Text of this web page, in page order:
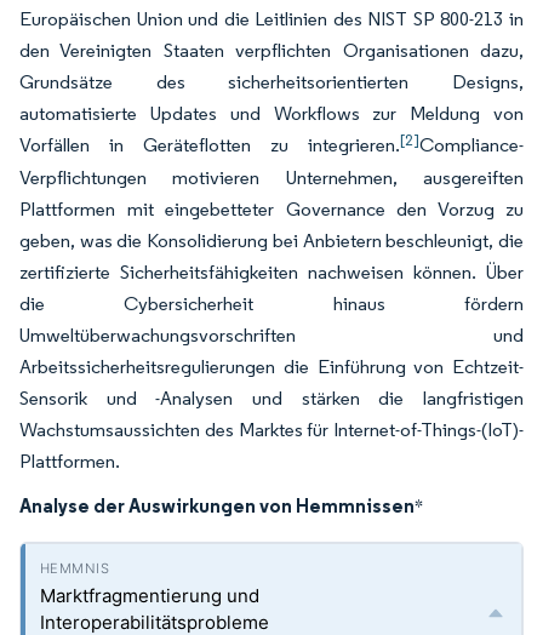
Europäischen Union und die Leitlinien des NIST SP 800-213 in
den Vereinigten Staaten verpflichten Organisationen dazu,
Grundsätze des sicherheitsorientierten Designs,
automatisierte Updates und Workflows zur Meldung von
Vorfällen in Geräteflotten zu integrieren.[2]Compliance-
Verpflichtungen motivieren Unternehmen, ausgereiften
Plattformen mit eingebetteter Governance den Vorzug zu
geben, was die Konsolidierung bei Anbietern beschleunigt, die
zertifizierte Sicherheitsfähigkeiten nachweisen können. Über
die Cybersicherheit hinaus fördern
Umweltüberwachungsvorschriften und
Arbeitssicherheitsregulierungen die Einführung von Echtzeit-
Sensorik und -Analysen und stärken die langfristigen
Wachstumsaussichten des Marktes für Internet-of-Things-(IoT)-
Plattformen.
Analyse der Auswirkungen von Hemmnissen*
Marktfragmentierung und
Interoperabilitätsprobleme